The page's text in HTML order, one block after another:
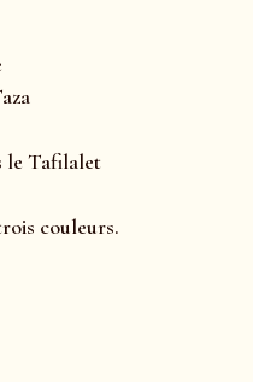
le Tafilalet
couleurs.